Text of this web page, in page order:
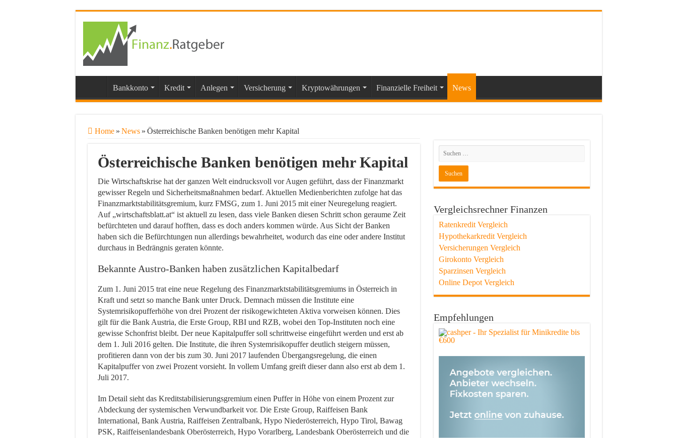
Bankkonto Kredit Anlegen Versicherung Kryptowährungen Finanzielle Freiheit News
Home » News » Österreichische Banken benötigen mehr Kapital
Österreichische Banken benötigen mehr Kapital
Die Wirtschaftskrise hat der ganzen Welt eindrucksvoll vor Augen geführt, dass der Finanzmarkt
gewisser Regeln und Sicherheitsmaßnahmen bedarf. Aktuellen Medienberichten zufolge hat das
Finanzmarktstabilitätsgremium, kurz FMSG, zum 1. Juni 2015 mit einer Neuregelung reagiert.
Auf „wirtschaftsblatt.at“ ist aktuell zu lesen, dass viele Banken diesen Schritt schon geraume Zeit
befürchteten und darauf hofften, dass es doch anders kommen würde. Aus Sicht der Banken
haben sich die Befürchtungen nun allerdings bewahrheitet, wodurch das eine oder andere Institut
durchaus in Bedrängnis geraten könnte.
Bekannte Austro-Banken haben zusätzlichen Kapitalbedarf
Zum 1. Juni 2015 trat eine neue Regelung des Finanzmarktstabilitätsgremiums in Österreich in
Kraft und setzt so manche Bank unter Druck. Demnach müssen die Institute eine
Systemrisikopufferhöhe von drei Prozent der risikogewichteten Aktiva vorweisen können. Dies
gilt für die Bank Austria, die Erste Group, RBI und RZB, wobei den Top-Instituten noch eine
gewisse Schonfrist bleibt. Der neue Kapitalpuffer soll schrittweise eingeführt werden und erst ab
dem 1. Juli 2016 gelten. Die Institute, die ihren Systemrisikopuffer deutlich steigern müssen,
profitieren dann von der bis zum 30. Juni 2017 laufenden Übergangsregelung, die einen
Kapitalpuffer von zwei Prozent vorsieht. In vollem Umfang greift dieser dann also erst ab dem 1.
Juli 2017.
Im Detail sieht das Kreditstabilisierungsgremium einen Puffer in Höhe von einem Prozent zur
Abdeckung der systemischen Verwundbarkeit vor. Die Erste Group, Raiffeisen Bank
International, Bank Austria, Raiffeisen Zentralbank, Hypo Niederösterreich, Hypo Tirol, Bawag
PSK, Raiffeisenlandesbank Oberösterreich, Hypo Vorarlberg, Landesbank Oberösterreich und die
Vergleichsrechner Finanzen
Ratenkredit Vergleich
Hypothekarkredit Vergleich
Versicherungen Vergleich
Girokonto Vergleich
Sparzinsen Vergleich
Online Depot Vergleich
Empfehlungen